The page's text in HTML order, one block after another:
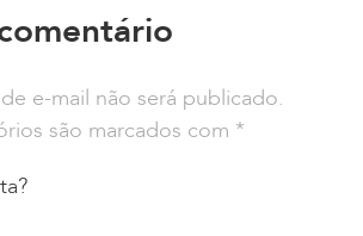
e-mail não será publicado.
são marcados com *